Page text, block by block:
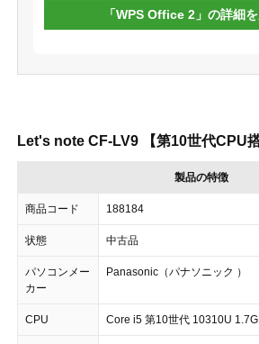
「WPS Office 2」の詳細
Let's note CF-LV9 【第10世代CPU搭
製品の特徴
商品コード 188184
状態 中古品
パソコンメー
カー
Panasonic（パナソニック ）
CPU Core i5 第10世代 10310U